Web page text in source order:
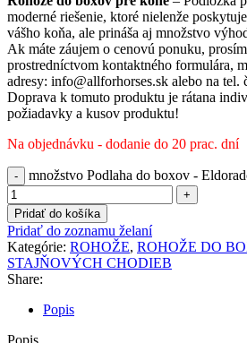
moderné riešenie, ktoré nielenže
vášho koňa, ale prináša aj množstvo
Ak máte záujem o cenovú ponuku,
prostredníctvom kontaktného formulára,
adresy: info@allforhorses.sk alebo na tel.
Doprava k tomuto produktu je rátana
požiadavky a kusov produktu!
Na objednávku - dodanie do 20 prac. dní
množstvo Podlaha do boxov -
Pridať do košíka
Pridať do zoznamu želaní
Kategórie: ROHOŽE, ROHOŽE DO
STAJŇOVÝCH CHODIEB
Share:
Popis
Popis